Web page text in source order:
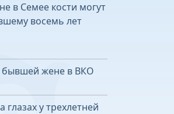
в Семее кости могут
восемь лет
бывшей жене в ВКО
у трехлетней